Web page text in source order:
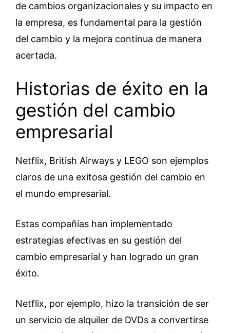
de cambios organizacionales y su impacto en
la empresa, es fundamental para la gestión
del cambio y la mejora continua de manera
acertada.
Historias de éxito en la
gestión del cambio
empresarial
Netflix, British Airways y LEGO son ejemplos
claros de una exitosa gestión del cambio en
el mundo empresarial.
Estas compañías han implementado
estrategias efectivas en su gestión del
cambio empresarial y han logrado un gran
éxito.
Netflix, por ejemplo, hizo la transición de ser
un servicio de alquiler de DVDs a convertirse